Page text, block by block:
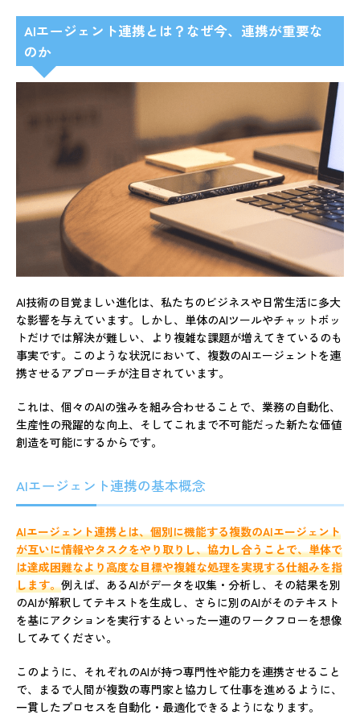
AIエージェント連携とは？なぜ今、連携が重要な
のか
AI技術の目覚ましい進化は、私たちのビジネスや日常生活に多大
な影響を与えています。しかし、単体のAIツールやチャットボッ
トだけでは解決が難しい、より複雑な課題が増えてきているのも
事実です。このような状況において、複数のAIエージェントを連
携させるアプローチが注目されています。
これは、個々のAIの強みを組み合わせることで、業務の自動化、
生産性の飛躍的な向上、そしてこれまで不可能だった新たな価値
創造を可能にするからです。
AIエージェント連携の基本概念
AIエージェント連携とは、個別に機能する複数のAIエージェント
が互いに情報やタスクをやり取りし、協力し合うことで、単体で
は達成困難なより高度な目標や複雑な処理を実現する仕組みを指
します。例えば、あるAIがデータを収集・分析し、その結果を別
のAIが解釈してテキストを生成し、さらに別のAIがそのテキスト
を基にアクションを実行するといった一連のワークフローを想像
してみてください。
このように、それぞれのAIが持つ専門性や能力を連携させること
で、まるで人間が複数の専門家と協力して仕事を進めるように、
一貫したプロセスを自動化・最適化できるようになります。